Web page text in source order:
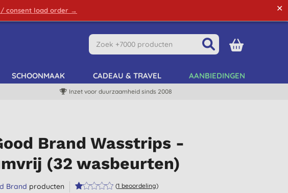
/ consent load order → ✕
SCHOONMAAK CADEAU & TRAVEL AANBIEDINGEN
Inzet voor duurzaamheid sinds 2008
Brand Wasstrips -
(32 wasbeurten)
Brand producten (1 beoordeling)